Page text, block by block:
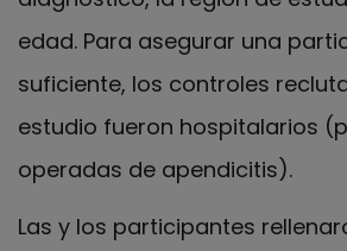
edad. Para asegurar una
suficiente, los controles
estudio fueron hospitalarios
operadas de apendicitis).
Las y los participantes